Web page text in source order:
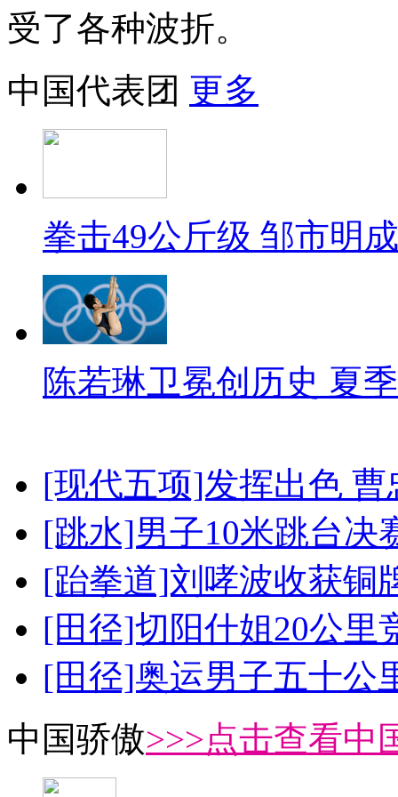
受了各种波折。
中国代表团 更多
拳击49公斤级 邹市明
陈若琳卫冕创历史 夏
[现代五项]发挥出色
[跳水]男子10米跳台决
[跆拳道]刘哮波收获铜
[田径]切阳什姐20公里
[田径]奥运男子五十公
中国骄傲>>>点击查看中